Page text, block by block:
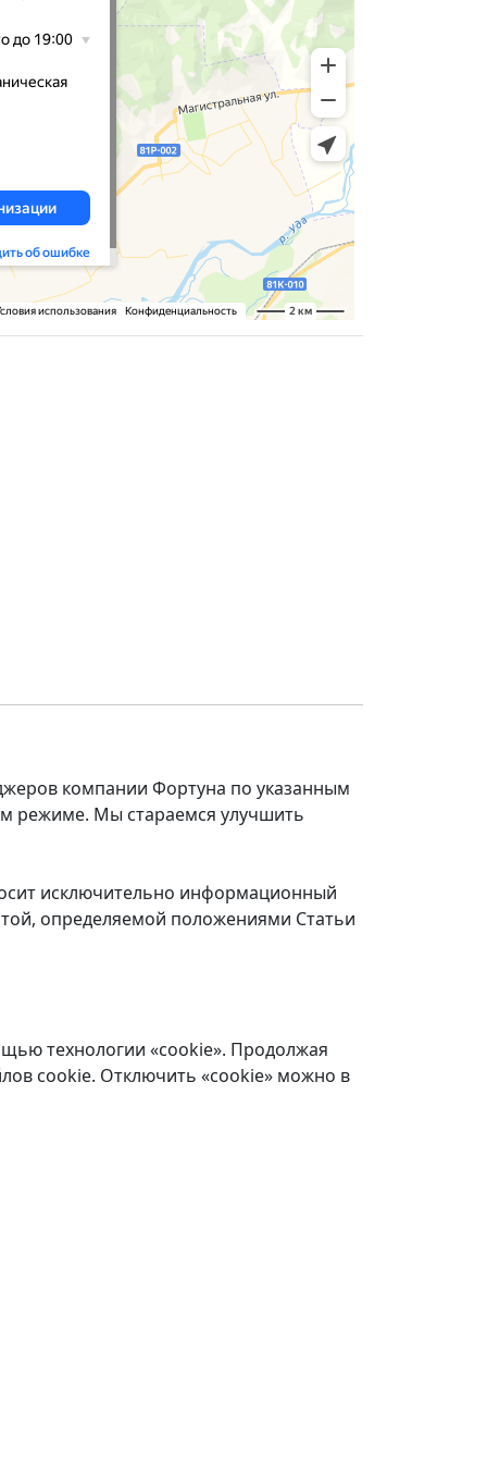
компании Фортуна по указанным
режиме. Мы стараемся улучшить
исключительно информационный
определяемой положениями Статьи
технологии «cookie». Продолжая
cookie. Отключить «cookie» можно в